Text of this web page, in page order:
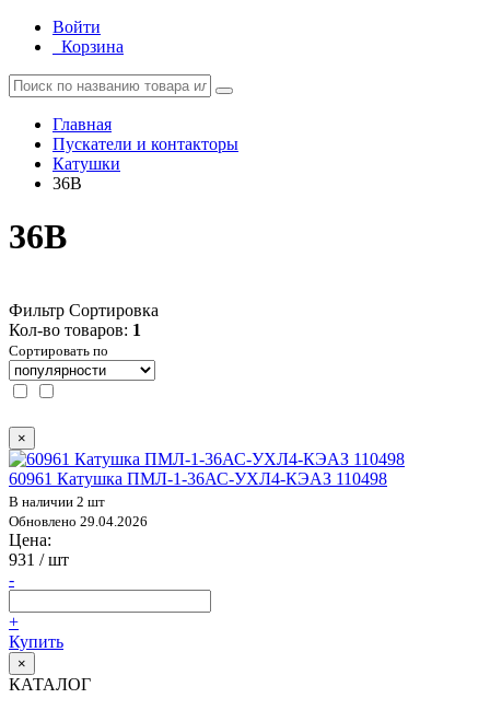
Войти
Корзина
Главная
Пускатели и контакторы
Катушки
36В
36В
Фильтр Сортировка
Кол-во товаров: 1
Сортировать по
×
60961 Катушка ПМЛ-1-36АС-УХЛ4-КЭАЗ 110498
В наличии 2 шт
Обновлено 29.04.2026
Цена:
931 / шт
-
+
Купить
×
КАТАЛОГ